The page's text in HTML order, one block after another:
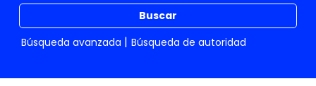
Buscar
Búsqueda avanzada
Búsqueda de autoridad